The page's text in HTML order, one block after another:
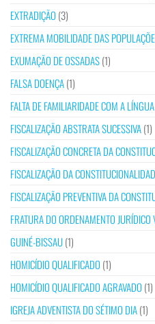
EXTRADIÇÃO (3)
EXTREMA MOBILIDADE DAS
EXUMAÇÃO DE OSSADAS(1)
FALSA DOENÇA(1)
FALTA DE FAMILIARIDADE COM A
FISCALIZAÇÃO ABSTRATA SUCESSIVA(1)
FISCALIZAÇÃO CONCRETA DA
FISCALIZAÇÃO DA
FISCALIZAÇÃO PREVENTIVA DA
FRATURA DO ORDENAMENTO JURÍDICO
GUINÉ-BISSAU(1)
HOMICÍDIO QUALIFICADO (1)
HOMICÍDIO QUALIFICADO AGRAVADO (1)
IGREJA ADVENTISTA DO SÉTIMO DIA(1)